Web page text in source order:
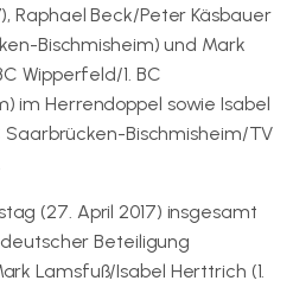
Raphael Beck/Peter Käsbauer
Bischmisheim) und Mark
Wipperfeld/1. BC
im Herrendoppel sowie Isabel
Saarbrücken-Bischmisheim/TV
(27. April 2017) insgesamt
Beteiligung
Lamsfuß/Isabel Herttrich (1.